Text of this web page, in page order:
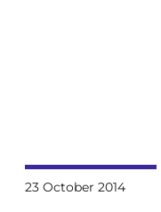
23 October 2014